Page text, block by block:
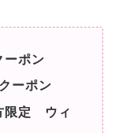
ポン
ーポン
限定 ウィ